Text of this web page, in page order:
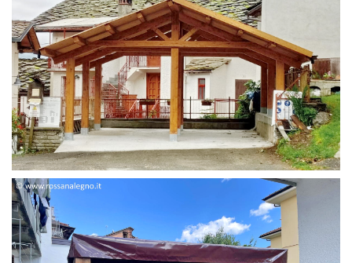
STRUTTURA DUE FALDE